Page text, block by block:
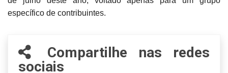
específico de contribuintes.
Compartilhe nas redes
sociais